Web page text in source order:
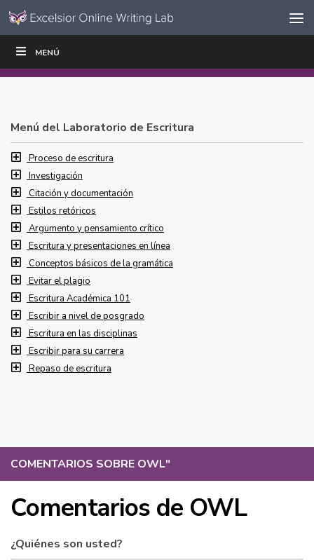
Ir al contenido
navegación
MENÚ
COMENTARIOS SOBRE OWL"
Comentarios de OWL
¿Quiénes son usted?
ESCRIBIR
Menú del Laboratorio de Escritura
Proceso de escritura
Investigación
Citación y documentación
Estilos retóricos
Argumento y pensamiento crítico
Escritura y presentaciones en línea
Conceptos básicos de la gramática
Evitar el plagio
Escritura Académica 101
Escribir a nivel de posgrado
Escritura en las disciplinas
Escribir para su carrera
Repaso de escritura